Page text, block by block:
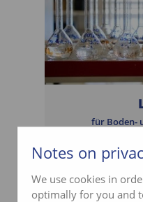
für Boden-
Notes on
We use cookies in
optimally for you and